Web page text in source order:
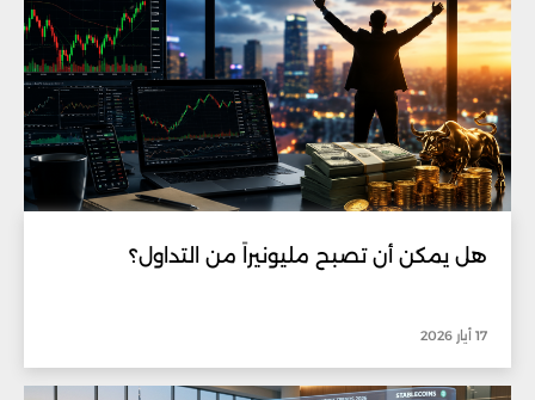
هل يمكن أن تصبح مليونيراً من التداول؟
17 أيار 2026